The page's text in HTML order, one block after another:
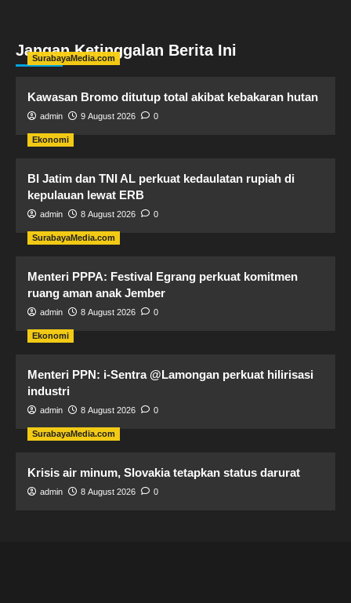
Jangan Ketinggalan Berita Ini
SurabayaMedia.com
Kawasan Bromo ditutup total akibat kebakaran hutan
admin 9 August 2026 0
Ekonomi
BI Jatim dan TNI AL perkuat kedaulatan rupiah di
kepulauan lewat ERB
admin 8 August 2026 0
SurabayaMedia.com
Menteri PPPA: Festival Egrang perkuat komitmen
ruang aman anak Jember
admin 8 August 2026 0
Ekonomi
Menteri PPN: i-Sentra @Lamongan perkuat hilirisasi
industri
admin 8 August 2026 0
SurabayaMedia.com
Krisis air minum, Slovakia tetapkan status darurat
admin 8 August 2026 0